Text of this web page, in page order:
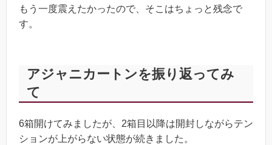
もう一度震えたかったので、そこはちょっと残念で
す。
アジャニカートンを振り返ってみ
て
6箱開けてみましたが、2箱目以降は開封しながらテン
ションが上がらない状態が続きました。